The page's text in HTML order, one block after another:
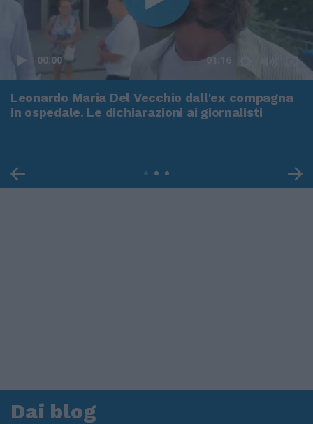
00:00 01:16
Leonardo Maria Del Vecchio dall'ex compagna
in ospedale. Le dichiarazioni ai giornalisti
Dai blog